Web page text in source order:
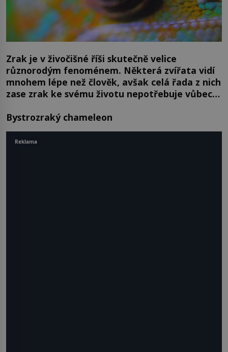
Zrak je v živočišné říši skutečně velice
různorodým fenoménem. Některá zvířata vidí
mnohem lépe než člověk, avšak celá řada z nich
zase zrak ke svému životu nepotřebuje vůbec…
Bystrozraký chameleon
Reklama